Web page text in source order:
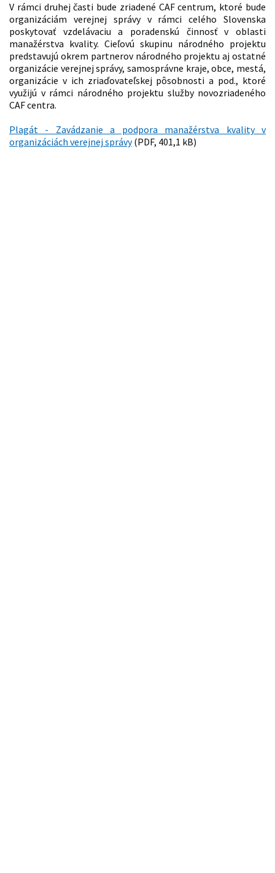
V rámci druhej časti bude zriadené CAF centrum, ktoré bude
organizáciám verejnej správy v rámci celého Slovenska
poskytovať vzdelávaciu a poradenskú činnosť v oblasti
manažérstva kvality. Cieľovú skupinu národného projektu
predstavujú okrem partnerov národného projektu aj ostatné
organizácie verejnej správy, samosprávne kraje, obce, mestá,
organizácie v ich zriaďovateľskej pôsobnosti a pod., ktoré
využijú v rámci národného projektu služby novozriadeného
CAF centra.
Plagát - Zavádzanie a podpora manažérstva kvality v
organizáciách verejnej správy(PDF, 401,1 kB)